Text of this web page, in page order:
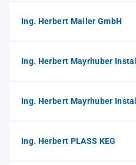
Ing. Herbert Mailer GmbH
Ing. Herbert Mayrhuber
Ing. Herbert Mayrhuber
Ing. Herbert PLASS KEG